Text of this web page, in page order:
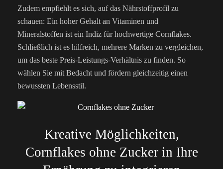
Zudem empfiehlt es sich, auf das Nährstoffprofil zu
schauen: Ein hoher Gehalt an Vitaminen und
Mineralstoffen ist ein Indiz für hochwertige Cornflakes.
Schließlich ist es hilfreich, mehrere Marken zu vergleichen,
um das beste Preis-Leistungs-Verhältnis zu finden. So
wählen Sie mit Bedacht und fördern gleichzeitig einen
bewussten Lebensstil.
Kreative Möglichkeiten,
Cornflakes ohne Zucker in Ihre